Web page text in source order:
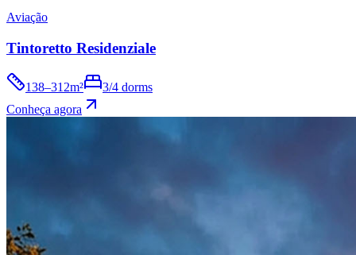
Aviação
Tintoretto Residenziale
138–312m²
3/4 dorms
Conheça agora